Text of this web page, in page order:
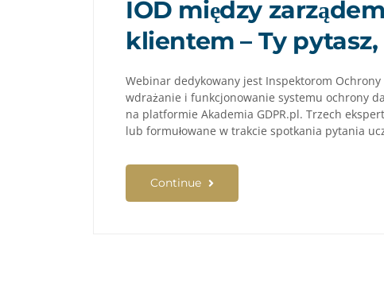
IOD między
klientem – Ty
Webinar dedykowany jest Inspektorom
wdrażanie i funkcjonowanie systemu ochrony
na platformie Akademia GDPR.pl. Trzech
lub formułowane w trakcie spotkania pytania
Continue